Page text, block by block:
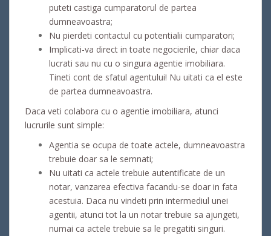
puteti castiga cumparatorul de partea
dumneavoastra;
Nu pierdeti contactul cu potentialii cumparatori;
Implicati-va direct in toate negocierile, chiar daca
lucrati sau nu cu o singura agentie imobiliara.
Tineti cont de sfatul agentului! Nu uitati ca el este
de partea dumneavoastra.
Daca veti colabora cu o agentie imobiliara, atunci
lucrurile sunt simple:
Agentia se ocupa de toate actele, dumneavoastra
trebuie doar sa le semnati;
Nu uitati ca actele trebuie autentificate de un
notar, vanzarea efectiva facandu-se doar in fata
acestuia. Daca nu vindeti prin intermediul unei
agentii, atunci tot la un notar trebuie sa ajungeti,
numai ca actele trebuie sa le pregatiti singuri.